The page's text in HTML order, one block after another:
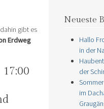
gibt es
Erdweg
Neueste
Hallo
in der
der
im